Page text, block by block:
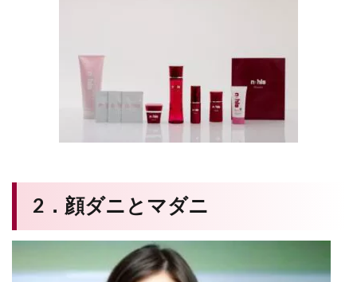
2．顔ダニとマダニ